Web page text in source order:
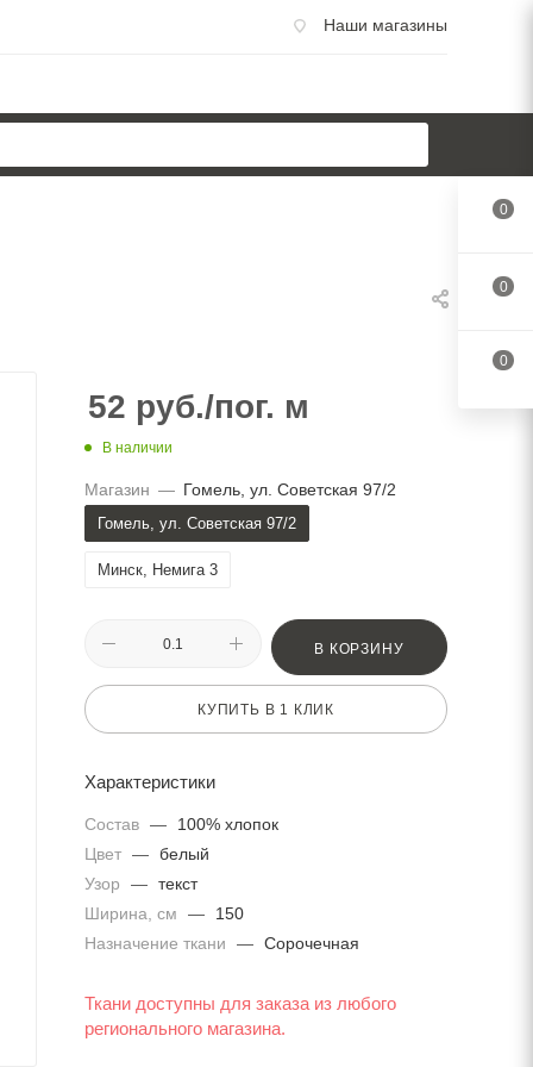
Наши магазины
52 руб./пог. м
В наличии
Магазин — Гомель, ул. Советская 97/2
Гомель, ул. Советская 97/2
Минск, Немига 3
В КОРЗИНУ
КУПИТЬ В 1 КЛИК
Характеристики
Состав —
100% хлопок
Цвет — белый
Узор
— текст
Ширина, см
—
150
Назначение ткани
— Сорочечная
Ткани доступны для заказа из любого
регионального магазина.
0
0
0